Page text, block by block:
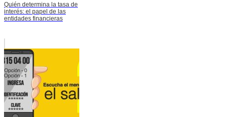
Quién determina la tasa de
interés: el papel de las
entidades financieras